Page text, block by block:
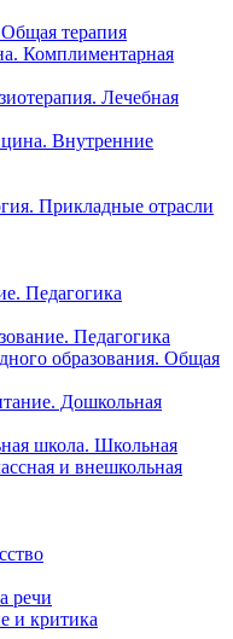
терапия
Комплиментарная
Лечебная
Внутренние
Прикладные отрасли
Педагогика
Педагогика
образования. Общая
Дошкольная
школа. Школьная
и внешкольная
речи
и критика